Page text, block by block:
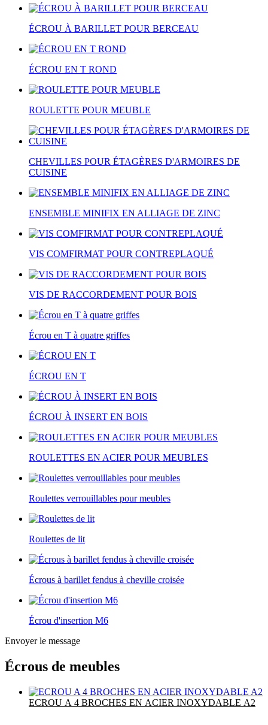
ÉCROU À BARILLET POUR BERCEAU
ÉCROU EN T ROND
ROULETTE POUR MEUBLE
CHEVILLES POUR ÉTAGÈRES D'ARMOIRES DE
CUISINE
ENSEMBLE MINIFIX EN ALLIAGE DE ZINC
VIS COMFIRMAT POUR CONTREPLAQUÉ
VIS DE RACCORDEMENT POUR BOIS
Écrou en T à quatre griffes
ÉCROU EN T
ÉCROU À INSERT EN BOIS
ROULETTES EN ACIER POUR MEUBLES
Roulettes verrouillables pour meubles
Roulettes de lit
Écrous à barillet fendus à cheville croisée
Écrou d'insertion M6
Envoyer le message
Écrous de meubles
ECROU A 4 BROCHES EN ACIER INOXYDABLE A2